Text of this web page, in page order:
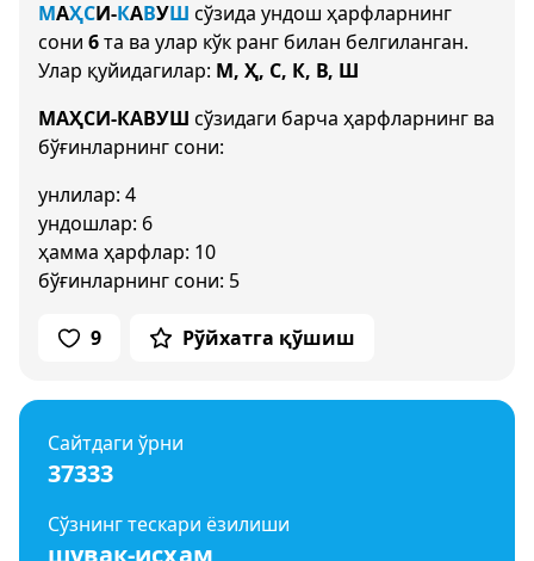
МАҲСИ-КАВУШ сўзида ундош ҳарфларнинг
сони 6та ва улар кўк ранг билан белгиланган.
Улар қуйидагилар: М, Ҳ, С, К, В, Ш
МАҲСИ-КАВУШ сўзидаги барча ҳарфларнинг ва
бўғинларнинг сони:
унлилар: 4
ундошлар: 6
ҳамма ҳарфлар: 10
бўғинларнинг сони: 5
9 Рўйхатга қўшиш
Сайтдаги ўрни
37333
Сўзнинг тескари ёзилиши
шувак-исҳам